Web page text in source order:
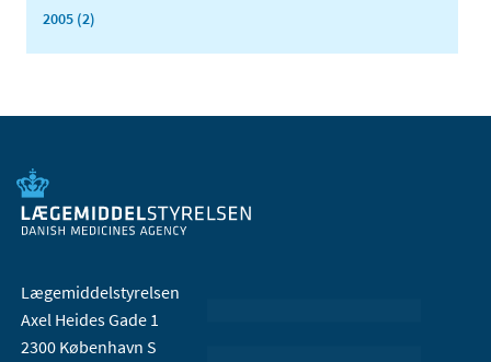
2005 (2)
Lægemiddelstyrelsen
Axel Heides Gade 1
2300 København S